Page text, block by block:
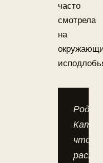
часто
смотрела
на
Кати,
чтобы